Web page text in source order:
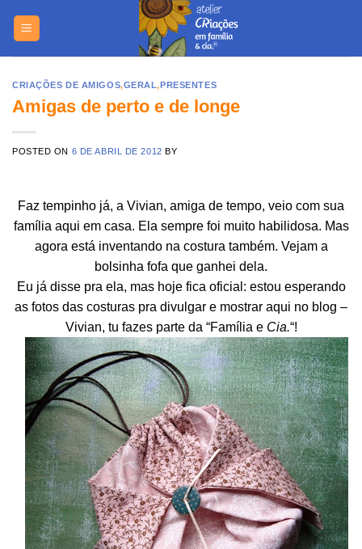
CRIAÇÕES DE AMIGOS,GERAL,PRESENTES
Amigas de perto e de longe
POSTED ON 6 DE ABRIL DE 2012 BY
Faz tempinho já, a Vivian, amiga de tempo, veio com sua
família aqui em casa. Ela sempre foi muito habilidosa. Mas
agora está inventando na costura também. Vejam a
bolsinha fofa que ganhei dela.
Eu já disse pra ela, mas hoje fica oficial: estou esperando
as fotos das costuras pra divulgar e mostrar aqui no blog –
Vivian, tu fazes parte da “Família e Cia.“!